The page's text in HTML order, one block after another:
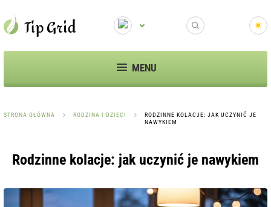
MENU
STRONA GŁÓWNA RODZINA I DZIECI
RODZINNE KOLACJE: JAK UCZYNIĆ JE
NAWYKIEM
Rodzinne kolacje: jak uczynić je nawykiem